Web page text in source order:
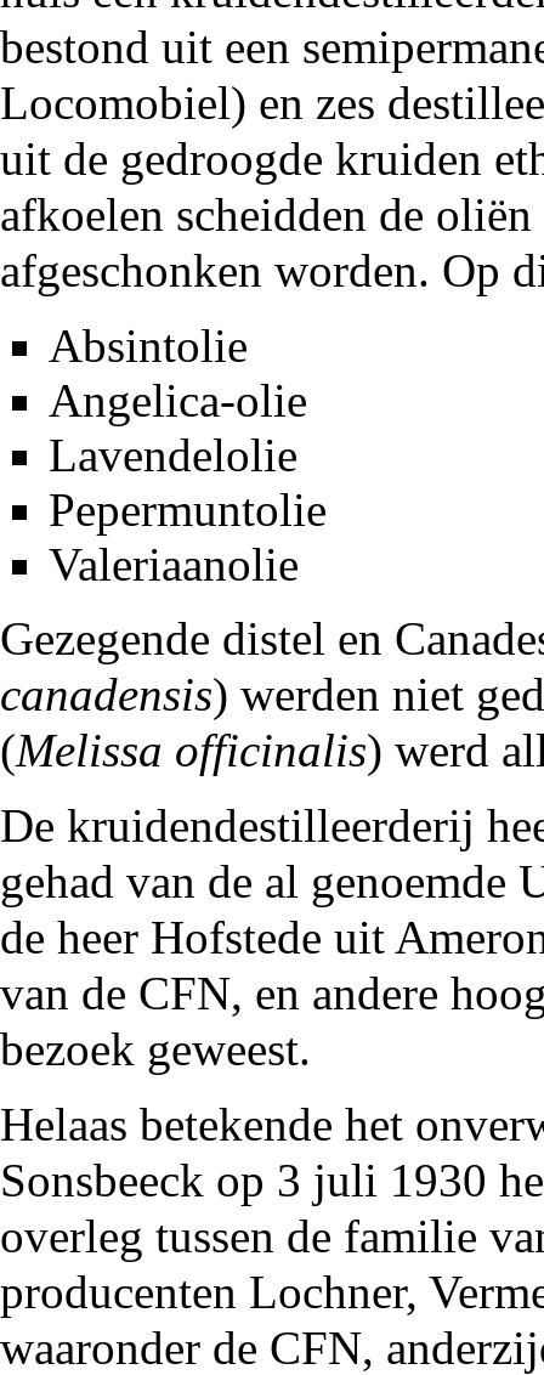
bestond uit een
Locomobiel) en zes
uit de gedroogde kruiden
afkoelen scheidden de
afgeschonken worden. Op
Absintolie
Angelica-olie
Lavendelolie
Pepermuntolie
Valeriaanolie
Gezegende distel en
canadensis) werden niet
(Melissa officinalis) werd
De kruidendestilleerderij
gehad van de al genoemde
de heer Hofstede uit
van de CFN, en andere
bezoek geweest.
Helaas betekende het
Sonsbeeck op 3 juli 1930
overleg tussen de familie
producenten Lochner,
waaronder de CFN,